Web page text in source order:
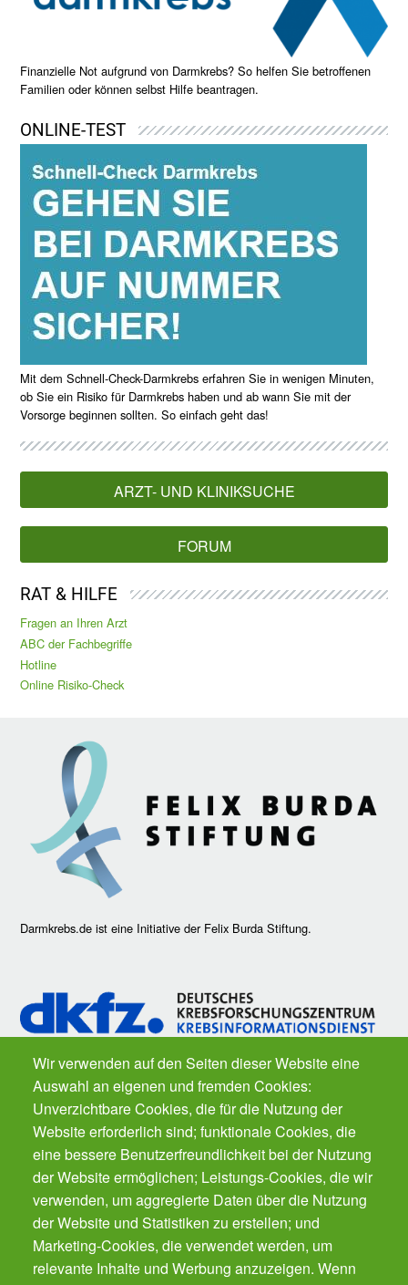
Finanzielle Not aufgrund von Darmkrebs? So helfen Sie betroffenen
Familien oder können selbst Hilfe beantragen.
ONLINE-TEST
Mit dem Schnell-Check-Darmkrebs erfahren Sie in wenigen Minuten,
ob Sie ein Risiko für Darmkrebs haben und ab wann Sie mit der
Vorsorge beginnen sollten. So einfach geht das!
ARZT- UND KLINIKSUCHE
FORUM
RAT & HILFE
Fragen an Ihren Arzt
ABC der Fachbegriffe
Hotline
Online Risiko-Check
Darmkrebs.de ist eine Initiative der Felix Burda Stiftung.
Wir verwenden auf den Seiten dieser Website eine
Auswahl an eigenen und fremden Cookies:
Unverzichtbare Cookies, die für die Nutzung der
Website erforderlich sind; funktionale Cookies, die
eine bessere Benutzerfreundlichkeit bei der Nutzung
der Website ermöglichen; Leistungs-Cookies, die wir
verwenden, um aggregierte Daten über die Nutzung
der Website und Statistiken zu erstellen; und
Marketing-Cookies, die verwendet werden, um
relevante Inhalte und Werbung anzuzeigen. Wenn
Fragen zu Krebs? DerKrebsinformationsdienstdes Deutschen
Krebsforschungszentrums ist für Sie da. Kostenfrei.
Der Gesundheits-Butler für Ihr Smartphone.
Der automatische Gesundheits-Manager für alle
Präventions-Leistung - von Impfungen, Zahnarzt
bis Krebsvorsorge. Für die ganze Familie.
Gratis!